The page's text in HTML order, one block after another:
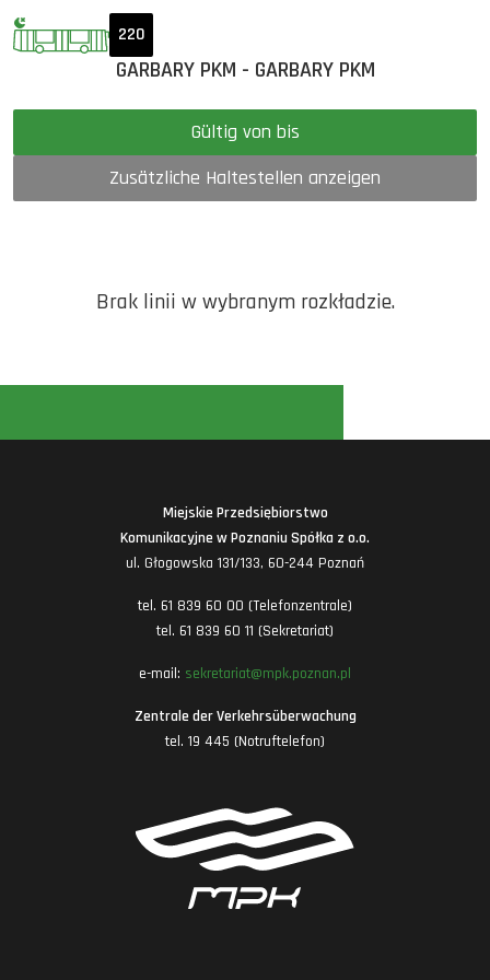
220
GARBARY PKM - GARBARY PKM
Gültig von bis
Zusätzliche Haltestellen anzeigen
Brak linii w wybranym rozkładzie.
Miejskie Przedsiębiorstwo
Komunikacyjne w Poznaniu Spółka z o.o.
ul. Głogowska 131/133, 60-244 Poznań
tel. 61 839 60 00 (Telefonzentrale)
tel. 61 839 60 11 (Sekretariat)
e-mail: sekretariat@mpk.poznan.pl
Zentrale der Verkehrsüberwachung
tel. 19 445 (Notruftelefon)